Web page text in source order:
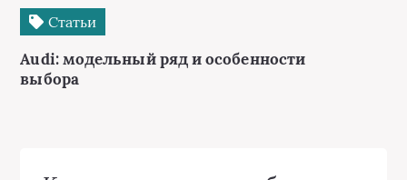
Статьи
Audi: модельный ряд и особенности
выбора